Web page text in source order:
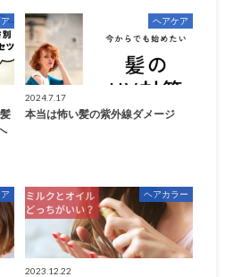
ヘアケア
2024.7.17
本当は怖い髪の紫外線ダメージ
ヘアカラー
2023.12.22